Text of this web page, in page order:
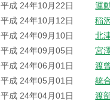
平成 24年10月22日
運
平成 24年10月12日
稲
平成 24年09月10日
北
平成 24年09月05日
宮
平成 24年06月01日
渡
平成 24年05月01日
統
平成 24年04月01日
渡